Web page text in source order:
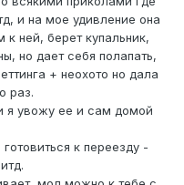
и на мое удивление она
ней, берет купальник,
но дает себя полапать,
+ неохото но дала
раз.
я увожу ее и сам домой
к переезду -